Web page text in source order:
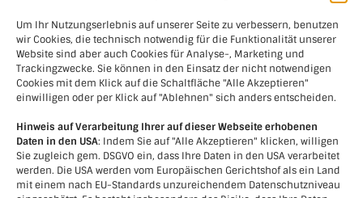
Um Ihr Nutzungserlebnis auf unserer Seite zu verbessern, benutzen
wir Cookies, die technisch notwendig für die Funktionalität unserer
Website sind aber auch Cookies für Analyse-, Marketing und
Trackingzwecke. Sie können in den Einsatz der nicht notwendigen
Cookies mit dem Klick auf die Schaltfläche "Alle Akzeptieren"
einwilligen oder per Klick auf "Ablehnen" sich anders entscheiden.
Hinweis auf Verarbeitung Ihrer auf dieser Webseite erhobenen
Daten in den USA: Indem Sie auf "Alle Akzeptieren" klicken, willigen
Sie zugleich gem. DSGVO ein, dass Ihre Daten in den USA verarbeitet
werden. Die USA werden vom Europäischen Gerichtshof als ein Land
mit einem nach EU-Standards unzureichendem Datenschutzniveau